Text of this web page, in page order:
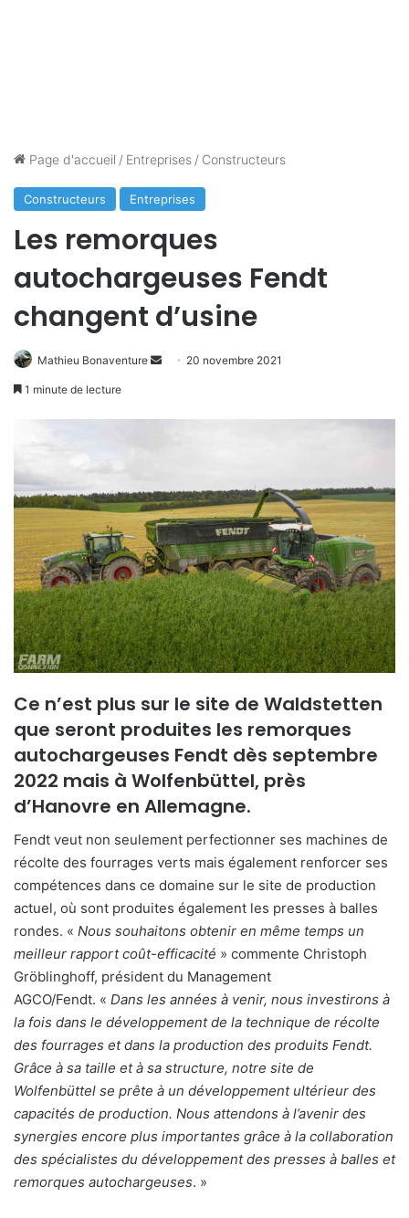
Page d'accueil / Entreprises / Constructeurs
Constructeurs Entreprises
Les remorques
autochargeuses Fendt
changent d’usine
Mathieu Bonaventure
Envoyer20 novembre 2021
1 minute de lecture
Ce n’est plus sur le site de Waldstetten
que seront produites les remorques
autochargeuses Fendt dès septembre
2022 mais à Wolfenbüttel, près
d’Hanovre en Allemagne.
Fendt veut non seulement perfectionner ses machines de
récolte des fourrages verts mais également renforcer ses
compétences dans ce domaine sur le site de production
actuel, où sont produites également les presses à balles
rondes. « Nous souhaitons obtenir en même temps un
meilleur rapport coût-efficacité » commente Christoph
Gröblinghoff, président du Management
AGCO/Fendt. « Dans les années à venir, nous investirons à
la fois dans le développement de la technique de récolte
des fourrages et dans la production des produits Fendt.
Grâce à sa taille et à sa structure, notre site de
Wolfenbüttel se prête à un développement ultérieur des
capacités de production. Nous attendons à l’avenir des
synergies encore plus importantes grâce à la collaboration
des spécialistes du développement des presses à balles et
remorques autochargeuses. »